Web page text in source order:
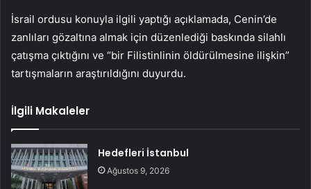
İsrail ordusu konuyla ilgili yaptığı açıklamada, Cenin’de
zanlıları gözaltına almak için düzenlediği baskında silahlı
çatışma çıktığını ve “bir Filistinlinin öldürülmesine ilişkin”
tartışmaların araştırıldığını duyurdu.
İlgili Makaleler
Hedefleri İstanbul
Ağustos 9, 2026